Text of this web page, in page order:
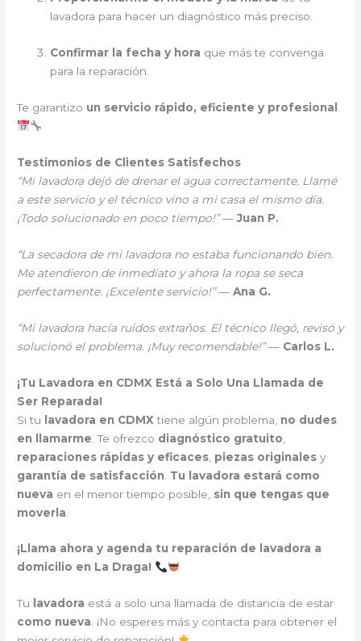
lavadora para hacer un diagnóstico más preciso.
Confirmar la fecha y hora que más te convenga
para la reparación.
Te garantizo un servicio rápido, eficiente y profesional
Testimonios de Clientes Satisfechos
“Mi lavadora dejó de drenar el agua correctamente. Llamé
a este servicio y el técnico vino a mi casa el mismo día.
¡Todo solucionado en poco tiempo!”—Juan P.
“La secadora de mi lavadora no estaba funcionando bien.
Me atendieron de inmediato y ahora la ropa se seca
perfectamente. ¡Excelente servicio!”—Ana G.
“Mi lavadora hacía ruidos extraños. El técnico llegó, revisó y
solucionó el problema. ¡Muy recomendable!”— Carlos L.
¡Tu Lavadora en CDMX Está a Solo Una Llamada de
Ser Reparada!
Si tu lavadora en CDMX tiene algún problema, no dudes
en llamarme . Te ofrezco diagnóstico gratuito
reparaciones rápidas y eficaces piezas originales y
garantía de satisfacción Tu lavadora estará como
nueva en el menor tiempo posible, sin que tengas que
moverla
¡Llama ahora y agenda tu reparación de lavadora a
domicilio en La Draga!
Tu lavadora está a solo una llamada de distancia de estar
como nueva. ¡No esperes más y contacta para obtener el